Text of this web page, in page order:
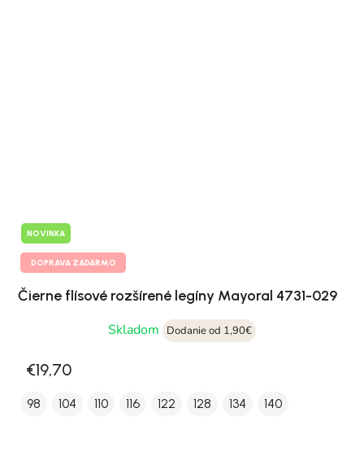
NOVINKA
DOPRAVA ZADARMO
Čierne flísové rozšírené legíny Mayoral 4731-029
Skladom
Dodanie od 1,90€
€19,70
98 104 110 116 122 128 134 140